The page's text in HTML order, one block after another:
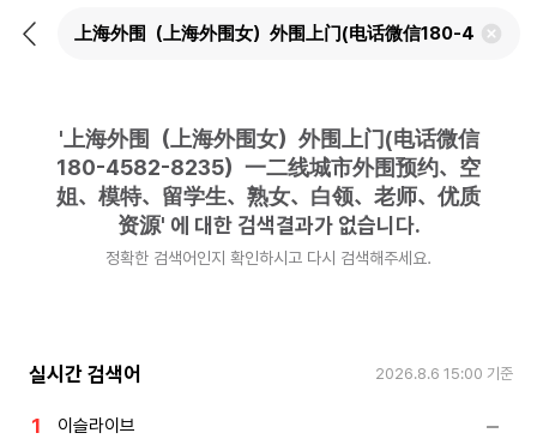
뒤
검
' 上海外围（上海外围女）外围上门(电话微信
180-4582-8235）一二线城市外围预约、空
姐、模特、留学生、熟女、白领、老师、优质
资源' 에 대한 검색결과가 없습니다.
정확한 검색어인지 확인하시고 다시 검색해주세요.
실시간 검색어 2026.8.6 15:00 기준
이슬라이브